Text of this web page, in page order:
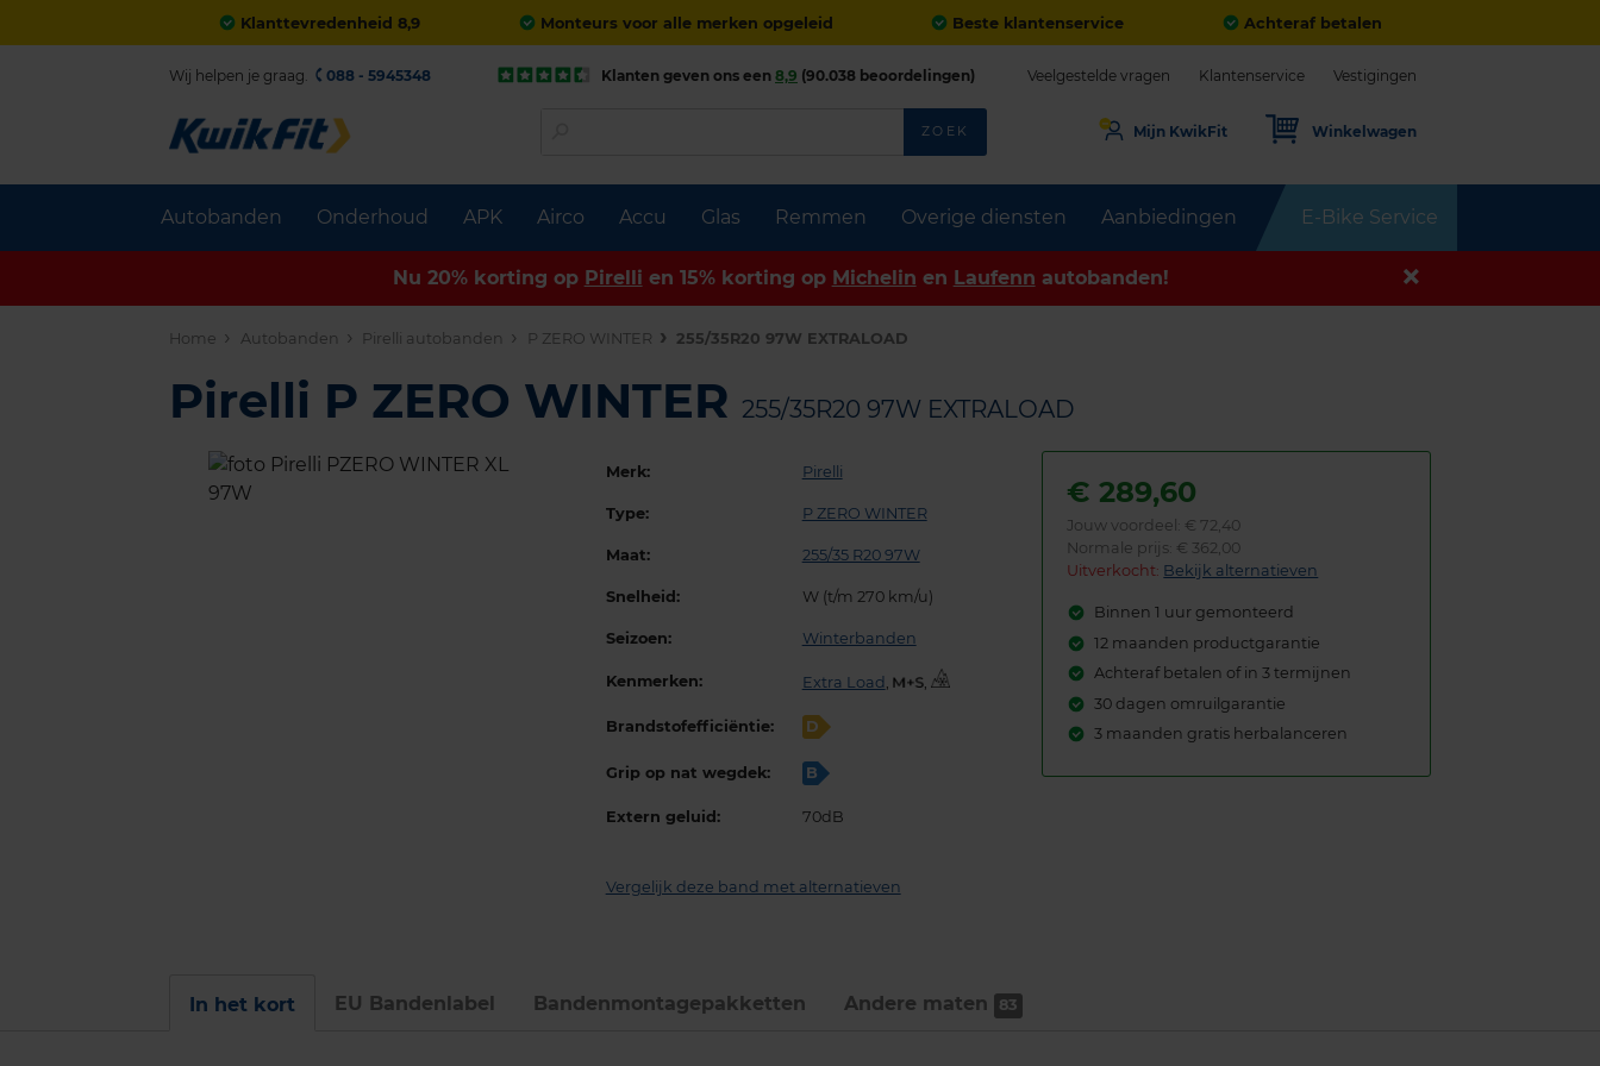
Klanttevredenheid 8,9 Monteurs voor alle merken opgeleid Beste klantenservice Achteraf betalen
Autobanden Onderhoud APK Airco Accu Glas Remmen Overige diensten Aanbiedingen E-Bike Service
Wij helpen je graag. 088 - 5945348 Klanten geven ons een 8,9 (90.038 beoordelingen) Veelgestelde vragen Klantenservice Vestigingen
ZOEK Mijn KwikFit Winkelwagen
Nu 20% korting op Pirelli en 15% korting op Michelin en Laufenn autobanden!
Home Autobanden Pirelli autobanden P ZERO WINTER 255/35R20 97W EXTRALOAD
Pirelli P ZERO WINTER 255/35R20 97W EXTRALOAD
Merk: Pirelli
Type: P ZERO WINTER
Maat: 255/35 R20 97W
Snelheid: W (t/m 270 km/u)
Seizoen: Winterbanden
Kenmerken: Extra Load , ,
Brandstofefficiëntie: D
Grip op nat wegdek: B
Extern geluid: 70dB
Vergelijk deze band met alternatieven
€289,60
Jouw voordeel: € 72,40
Normale prijs: € 362,00
Uitverkocht: Bekijk alternatieven
Binnen 1 uur gemonteerd
12 maanden productgarantie
Achteraf betalen of in 3 termijnen
30 dagen omruilgarantie
3 maanden gratis herbalanceren
In het kort EU Bandenlabel Bandenmontage­pakketten Andere maten 83